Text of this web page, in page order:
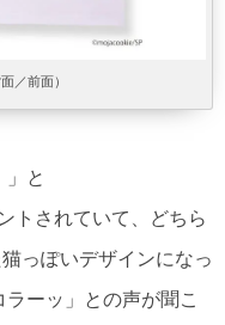
／前面）
」と
トされていて、どちら
っぽいデザインになっ
ーッ」との声が聞こ